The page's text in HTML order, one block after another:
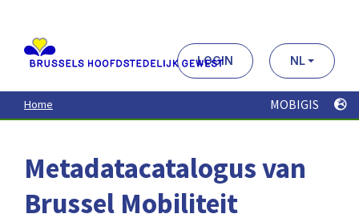
contenu
principal
LOGIN NL
Home MOBIGIS
Metadatacatalogus van
Brussel Mobiliteit